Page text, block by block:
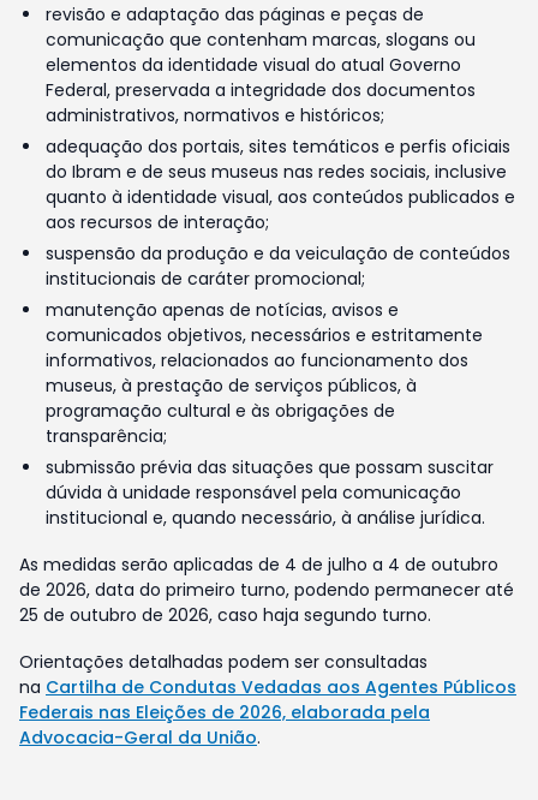
revisão e adaptação das páginas e peças de
comunicação que contenham marcas, slogans ou
elementos da identidade visual do atual Governo
Federal, preservada a integridade dos documentos
administrativos, normativos e históricos;
adequação dos portais, sites temáticos e perfis oficiais
do Ibram e de seus museus nas redes sociais, inclusive
quanto à identidade visual, aos conteúdos publicados e
aos recursos de interação;
suspensão da produção e da veiculação de conteúdos
institucionais de caráter promocional;
manutenção apenas de notícias, avisos e
comunicados objetivos, necessários e estritamente
informativos, relacionados ao funcionamento dos
museus, à prestação de serviços públicos, à
programação cultural e às obrigações de
transparência;
submissão prévia das situações que possam suscitar
dúvida à unidade responsável pela comunicação
institucional e, quando necessário, à análise jurídica.
As medidas serão aplicadas de 4 de julho a 4 de outubro
de 2026, data do primeiro turno, podendo permanecer até
25 de outubro de 2026, caso haja segundo turno.
Orientações detalhadas podem ser consultadas
na Cartilha de Condutas Vedadas aos Agentes Públicos
Federais nas Eleições de 2026, elaborada pela
Advocacia-Geral da União.